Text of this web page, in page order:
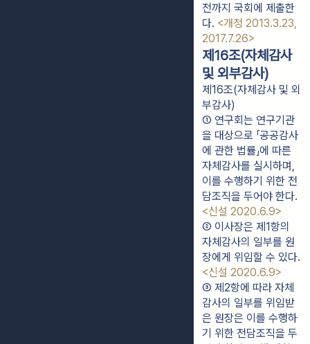
전까지 국회에 제출한
다. <개정 2013.3.23,
2017.7.26>
제16조(자체감사
및 외부감사)
제16조(자체감사 및 외
부감사)
① 연구회는 연구기관
을 대상으로 「공공감사
에 관한 법률」에 따른
자체감사를 실시하며,
이를 수행하기 위한 전
<신설 2020.6.9>
② 이사장은 제1항의
자체감사의 일부를 원
<신설 2020.6.9>
③ 제2항에 따라 자체
감사의 일부를 위임받
은 원장은 이를 수행하
기 위한 전담조직을 두